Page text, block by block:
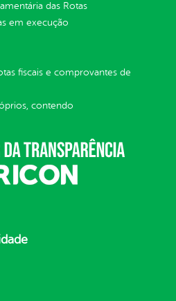
das Rotas
em execução
fiscais e comprovantes de
contendo